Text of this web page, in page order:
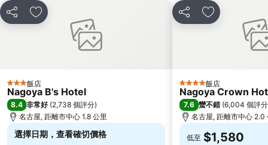
分享 加入我的最愛
3 星級飯店
Nagoya B's Hotel
8.4 非常好 (2,738 個評分)
名古屋, 距離市中心 1.8 公里
選擇日期，查看確切價格
分享 加入我的最愛
4 星級 飯店
Nagoya Crown
7.6 蠻不錯 (6,004 個評分
名古屋, 距離市中心 2.0
低至 $1,580